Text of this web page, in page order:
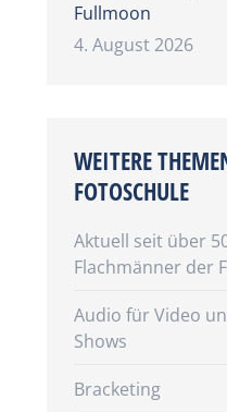
Fullmoon
4. August 2026
WEITERE
FOTOSCHULE
Aktuell seit über
Flachmänner der
Audio für Video
Shows
Bracketing